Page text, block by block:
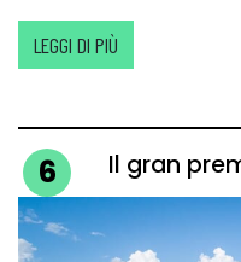
LEGGI DI PIÙ
6 Il gran